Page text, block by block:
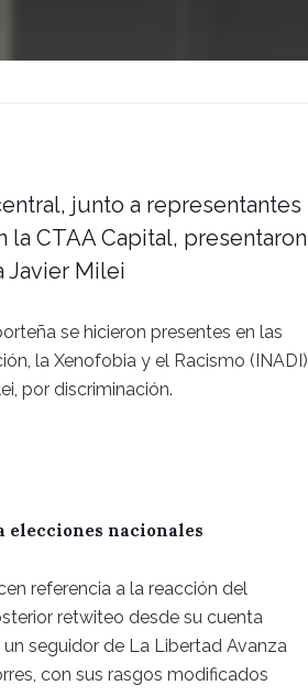
junto a representantes
CTAA Capital, presentaron
Javier Milei
se hicieron presentes en las
la Xenofobia y el Racismo (INADI),
por discriminación.
elecciones nacionales
referencia a la reacción del
retwiteo desde su cuenta
seguidor de La Libertad Avanza
con sus rasgos modificados